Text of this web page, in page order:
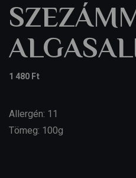
1 480Ft
Allergén: 11
Tömeg: 100g